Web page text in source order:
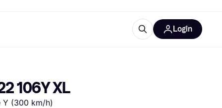
Login
106Y XL
Y (300 km/h)